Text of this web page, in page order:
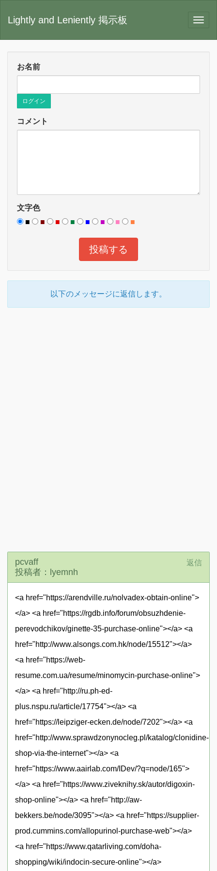
Lightly and Leniently 掲示板
お名前
ログイン
コメント
文字色
■
■ ■ ■ ■ ■ ■ ■
以下のメッセージに返信します。
pcvaff
投稿者：lyemnh
返信
<a href="https://arendville.ru/nolvadex-obtain-online">
</a> <a href="https://rgdb.info/forum/obsuzhdenie-
perevodchikov/ginette-35-purchase-online"></a> <a
href="http://www.alsongs.com.hk/node/15512"></a>
<a href="https://web-
resume.com.ua/resume/minomycin-purchase-online">
</a> <a href="http://ru.ph-ed-
plus.nspu.ru/article/17754"></a> <a
href="https://leipziger-ecken.de/node/7202"></a> <a
href="http://www.sprawdzonynocleg.pl/katalog/clonidine-
shop-via-the-internet"></a> <a
href="https://www.aairlab.com/IDev/?q=node/165">
</a> <a href="https://www.ziveknihy.sk/autor/digoxin-
shop-online"></a> <a href="http://aw-
bekkers.be/node/3095"></a> <a href="https://supplier-
prod.cummins.com/allopurinol-purchase-web"></a>
<a href="https://www.qatarliving.com/doha-
shopping/wiki/indocin-secure-online"></a>